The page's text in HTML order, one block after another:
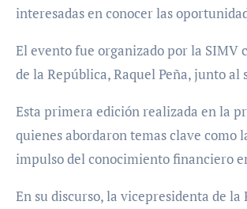
interesadas en conocer las
El evento fue organizado por la SIMV
de la República, Raquel Peña, junto
Esta primera edición realizada en la
quienes abordaron temas clave como
impulso del conocimiento financiero
En su discurso, la vicepresidenta de